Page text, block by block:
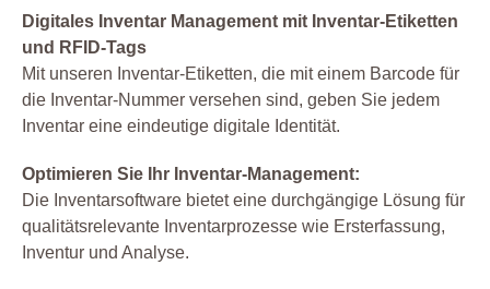
Digitales Inventar Management mit Inventar-Etiketten
und RFID-Tags
Mit unseren Inventar-Etiketten, die mit einem Barcode für
die Inventar-Nummer versehen sind, geben Sie jedem
Inventar eine eindeutige digitale Identität.
Optimieren Sie Ihr Inventar-Management:
Die Inventarsoftware bietet eine durchgängige Lösung für
qualitätsrelevante Inventarprozesse wie Ersterfassung,
Inventur und Analyse.